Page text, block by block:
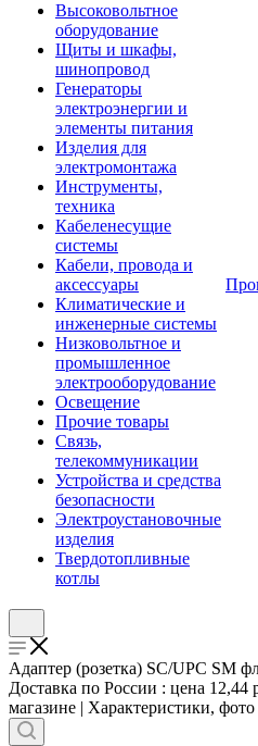
Высоковольтное
оборудование
Щиты и шкафы,
шинопровод
Генераторы
электроэнергии и
элементы питания
Изделия для
электромонтажа
Инструменты,
техника
Кабеленесущие
системы
Кабели, провода и
аксессуары
Климатические и
инженерные системы
Низковольтное и
промышленное
электрооборудование
Освещение
Прочие товары
Связь,
телекоммуникации
Устройства и средства
безопасности
Электроустановочные
изделия
Твердотопливные
котлы
Адаптер (розетка) SC/UPC SM
Доставка по России : цена
магазине | Характеристики, фото